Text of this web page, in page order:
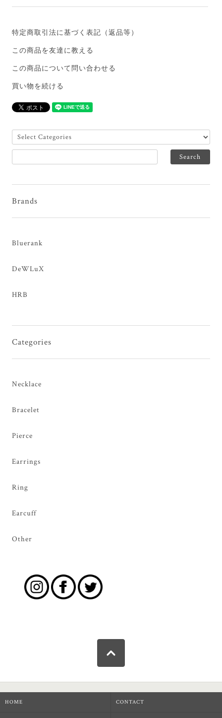
特定商取引法に基づく表記（返品等）
この商品を友達に教える
この商品について問い合わせる
買い物を続ける
Brands
Bluerank
DeWLuX
HRB
Categories
Necklace
Bracelet
Pierce
Earrings
Ring
Earcuff
Other
HOME CONTACT